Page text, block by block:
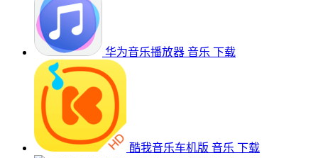
华为音乐播放器 音乐 下载
酷我音乐车机版 音乐 下载